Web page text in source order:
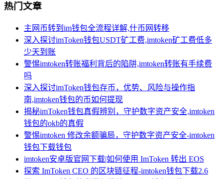
热门文章
主网币转到im钱包全流程详解,什币网转移
深入探讨imToken钱包USDT矿工费,imtoken矿工费低多
少天到账
警惕imtoken转账福利背后的陷阱,imtoken转账有手续费
吗
深入探讨imToken钱包存币，优势、风险与操作指
南,imtoken钱包的币如何提现
揭秘imToken钱包真假辨别，守护数字资产安全,imtoken
钱包的okb的真假
警惕imtoken 修改余额骗局，守护数字资产安全-imtoken
钱包下载钱包
imtoken安卓版官网下载|如何使用 ImToken 转出 EOS
探索 ImToken CEO 的区块链征程-imtoken钱包下载2.6